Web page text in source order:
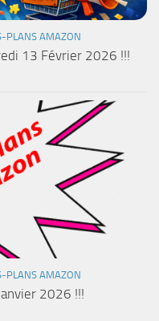
PLANS AMAZON
13 Février 2026 !!!
PLANS AMAZON
2026 !!!